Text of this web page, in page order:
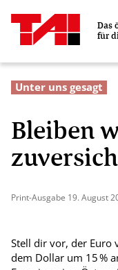
Das
für
Unter uns gesagt
Bleiben
Print-Ausgabe 19. August
Stell dir vor, der Euro
dem Dollar um 15 %